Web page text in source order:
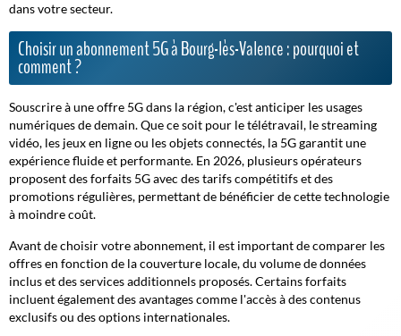
dans votre secteur.
Choisir un abonnement 5G à Bourg-lès-Valence : pourquoi et
comment ?
Souscrire à une offre 5G dans la région, c'est anticiper les usages
numériques de demain. Que ce soit pour le télétravail, le streaming
vidéo, les jeux en ligne ou les objets connectés, la 5G garantit une
expérience fluide et performante. En 2026, plusieurs opérateurs
proposent des forfaits 5G avec des tarifs compétitifs et des
promotions régulières, permettant de bénéficier de cette technologie
à moindre coût.
Avant de choisir votre abonnement, il est important de comparer les
offres en fonction de la couverture locale, du volume de données
inclus et des services additionnels proposés. Certains forfaits
incluent également des avantages comme l'accès à des contenus
exclusifs ou des options internationales.